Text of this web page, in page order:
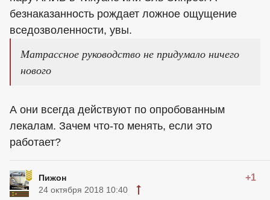
безнаказанность рождает ложное ощущение
вседозволенности, увы.
Матрассное руководство не придумало ничего
нового
А они всегда действуют по опробованным
лекалам. Зачем что-то менять, если это
работает?
Пижон +1
24 октября 2018 10:40